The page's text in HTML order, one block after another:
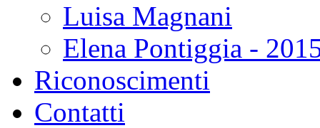
Luisa Magnani
Elena Pontiggia -
Riconoscimenti
Contatti